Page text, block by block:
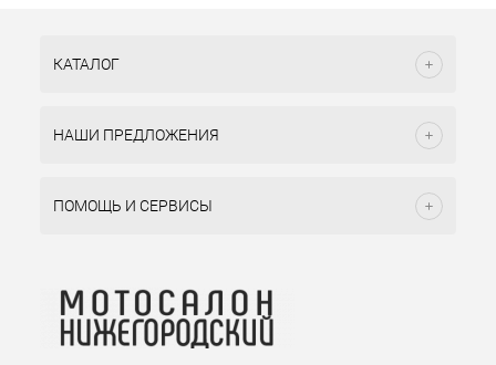
КАТАЛОГ
НАШИ ПРЕДЛОЖЕНИЯ
ПОМОЩЬ И СЕРВИСЫ